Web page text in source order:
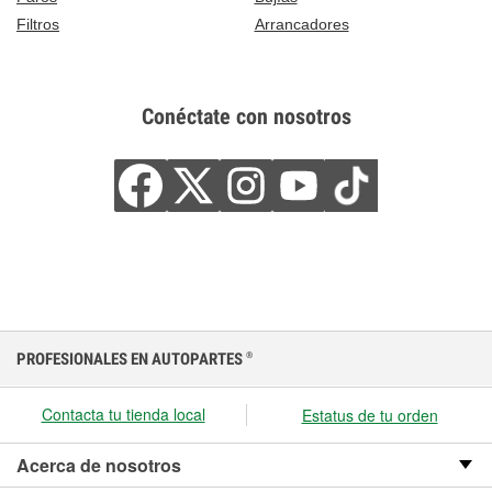
Filtros
Arrancadores
Conéctate con nosotros
PROFESIONALES EN AUTOPARTES ®
Contacta tu tienda local Estatus de tu orden
Acerca de nosotros